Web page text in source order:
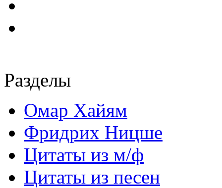
Разделы
Омар Хайям
Фридрих Ницше
Цитаты из м/ф
Цитаты из песен